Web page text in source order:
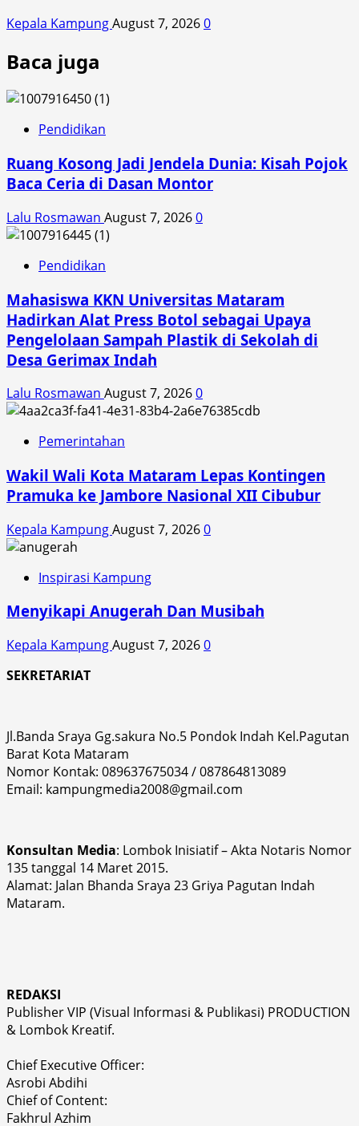
Kepala KampungAugust 7, 20260
Baca juga
Pendidikan
Ruang Kosong Jadi Jendela Dunia: Kisah Pojok
Baca Ceria di Dasan Montor
Lalu Rosmawan August 7, 20260
Pendidikan
Mahasiswa KKN Universitas Mataram
Hadirkan Alat Press Botol sebagai Upaya
Pengelolaan Sampah Plastik di Sekolah di
Desa Gerimax Indah
Lalu Rosmawan August 7, 20260
Pemerintahan
Wakil Wali Kota Mataram Lepas Kontingen
Pramuka ke Jambore Nasional XII Cibubur
Kepala KampungAugust 7, 20260
Inspirasi Kampung
Menyikapi Anugerah Dan Musibah
Kepala KampungAugust 7, 20260
SEKRETARIAT
Jl.Banda Sraya Gg.sakura No.5 Pondok Indah Kel.Pagutan
Barat Kota Mataram
Nomor Kontak: 089637675034 / 087864813089
Email: kampungmedia2008@gmail.com
Konsultan Media: Lombok Inisiatif – Akta Notaris Nomor
135 tanggal 14 Maret 2015.
Alamat: Jalan Bhanda Sraya 23 Griya Pagutan Indah
Mataram.
REDAKSI
Publisher VIP (Visual Informasi & Publikasi) PRODUCTION
& Lombok Kreatif.
Chief Executive Officer:
Asrobi Abdihi
Chief of Content:
Fakhrul Azhim